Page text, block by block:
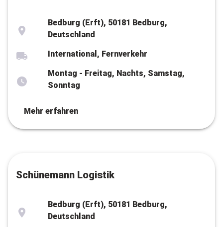
Bedburg (Erft), 50181 Bedburg,
Deutschland
International, Fernverkehr
Montag - Freitag, Nachts, Samstag,
Sonntag
Mehr erfahren
Schünemann Logistik
Bedburg (Erft), 50181 Bedburg,
Deutschland